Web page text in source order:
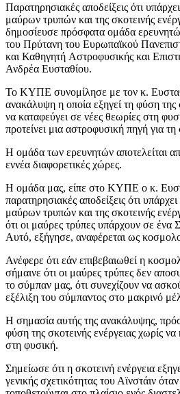
Παρατηρησιακές αποδείξεις ότι
μαύρων τρυπών και της σκοτεινής
δημοσίευσε πρόσφατα ομάδα
του Πρύτανη του Ευρωπαϊκού
και Καθηγητή Αστροφυσικής και
Ανδρέα Ευσταθίου.
Το ΚΥΠΕ συνομίλησε με τον κ.
ανακάλυψη η οποία εξηγεί τη φύση της
να καταφεύγει σε νέες θεωρίες στη
προτείνει μια αστροφυσική πηγή για τη
Η ομάδα των ερευνητών αποτελείται
εννέα διαφορετικές χώρες.
Η ομάδα μας, είπε στο ΚΥΠΕ ο κ.
παρατηρησιακές αποδείξεις ότι
μαύρων τρυπών και της σκοτεινής
ότι οι μαύρες τρύπες υπάρχουν σε ένα
Αυτό, εξήγησε, αναφέρεται ως
Ανέφερε ότι εάν επιβεβαιωθεί η
σήμαινε ότι οι μαύρες τρύπες δεν
το σύμπαν μας, ότι συνεχίζουν να
εξέλιξη του σύμπαντος στο μακρινό
Η σημασία αυτής της ανακάλυψης,
φύση της σκοτεινής ενέργειας χωρίς
στη φυσική.
Σημείωσε ότι η σκοτεινή ενέργεια
γενικής σχετικότητας του Αϊνστάιν